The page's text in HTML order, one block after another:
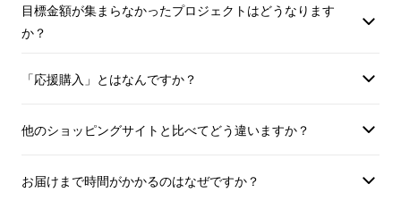
さい。
※ソーセージの端に色の違いが見られ
生するものです。
ません。
10℃以下で保存）
【3品共通事項】
※本品は特定原材料
目標金額が集まらなかったプロジェクトはどうなります
か？
「応援購入」とはなんですか？
他のショッピングサイトと比べてどう違いますか？
お届けまで時間がかかるのはなぜですか？